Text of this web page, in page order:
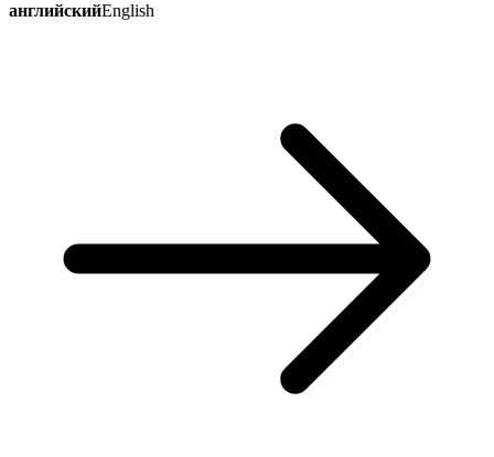
английскийEnglish